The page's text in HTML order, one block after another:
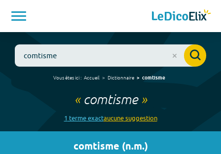
Vous êtes ici : Accueil Dictionnaire comtisme
« comtisme»
1 termeexactaucunesuggestion
comtisme (n.m.)